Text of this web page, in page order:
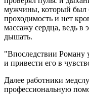
мужчины, который был
проходимость и нет
массажу сердца, ведь в
дышать.
"Впоследствии Роману
и привести его в
Далее работники
профессиональную